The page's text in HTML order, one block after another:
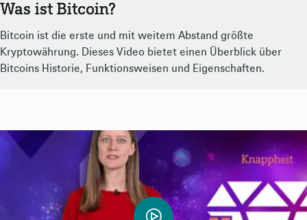
Was ist Bitcoin?
Bitcoin ist die erste und mit weitem Abstand größte
Kryptowährung. Dieses Video bietet einen Überblick über
Bitcoins Historie, Funktionsweisen und Eigenschaften.